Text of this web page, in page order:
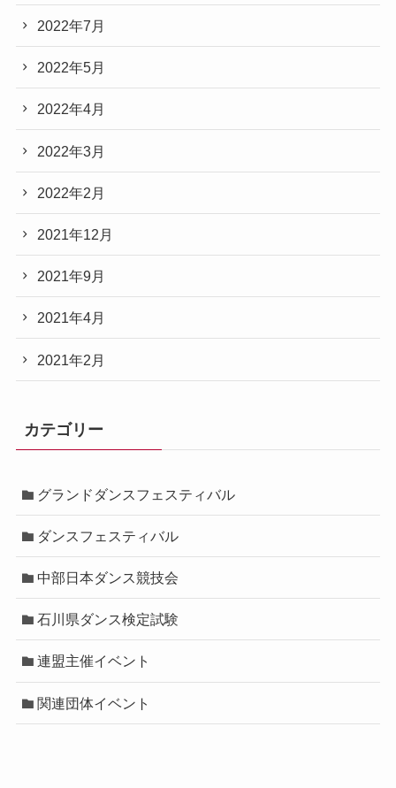
2022年7月
2022年5月
2022年4月
2022年3月
2022年2月
2021年12月
2021年9月
2021年4月
2021年2月
カテゴリー
グランドダンスフェスティバル
ダンスフェスティバル
中部日本ダンス競技会
石川県ダンス検定試験
連盟主催イベント
関連団体イベント